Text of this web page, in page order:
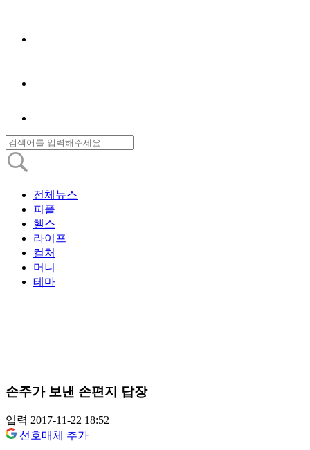
전체뉴스
피플
헬스
라이프
컬처
머니
테마
손주가 보낸 손편지 답장
입력 2017-11-22 18:52
선호매체 추가